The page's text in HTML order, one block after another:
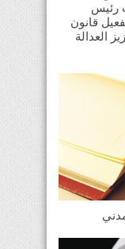
رئيس
قانون
العدالة